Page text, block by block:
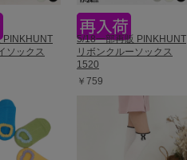
PINKHUNT
ソックス
5/18一部再販 PINKHUNT
リボンクルーソックス
1520
￥759